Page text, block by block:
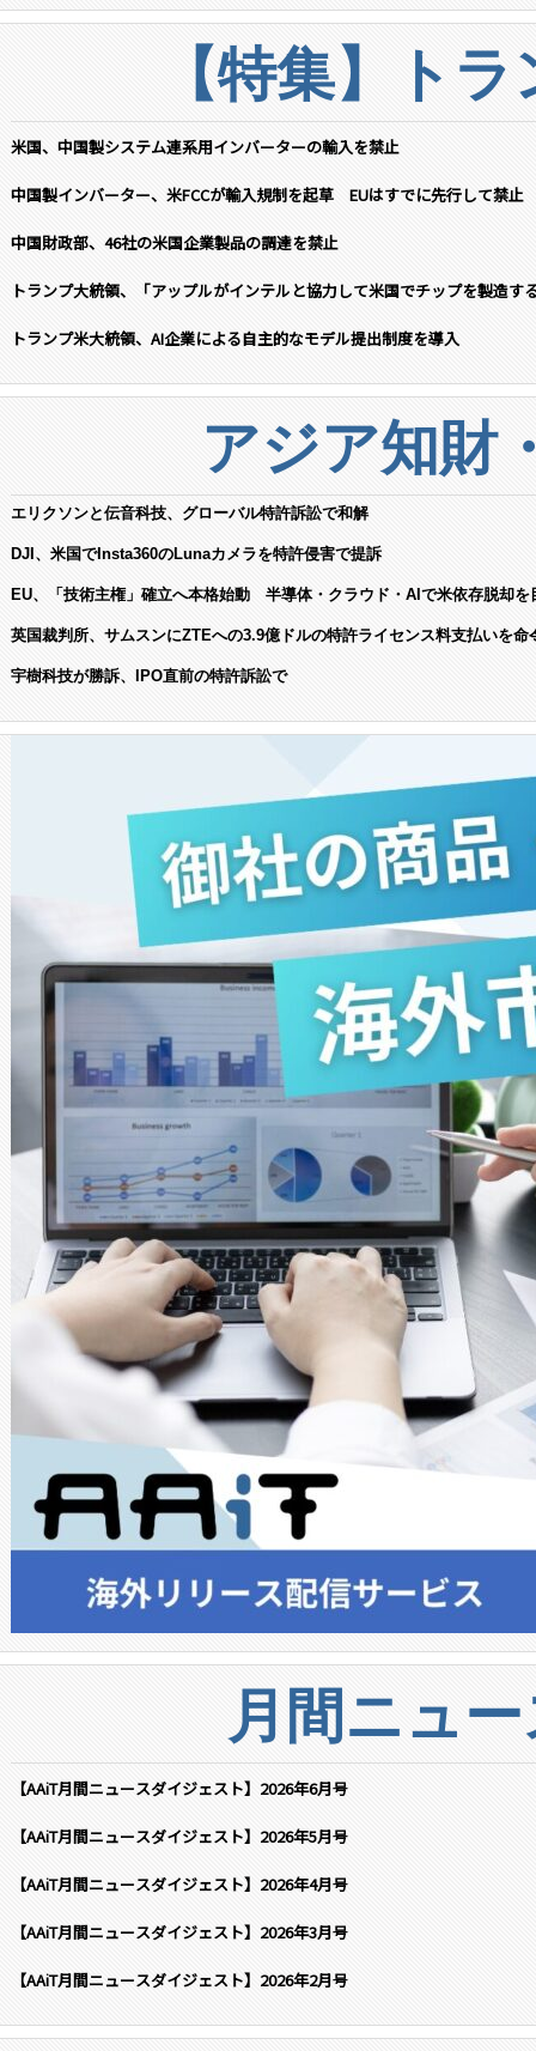
【特集】ト
米国、中国製システム連系用インバーターの輸入を禁止
中国製インバーター、米FCCが輸入規制を起草 EUはすでに先行して禁止
中国財政部、46社の米国企業製品の調達を禁止
トランプ大統領、「アップルがインテルと協力して米国でチップを製造す
トランプ米大統領、AI企業による自主的なモデル提出制度を導入
アジア知財
エリクソンと伝音科技、グローバル特許訴訟で和解
DJI、米国でInsta360のLunaカメラを特許侵害で提訴
EU、「技術主権」確立へ本格始動 半導体・クラウド・AIで米依存脱却を
英国裁判所、サムスンにZTEへの3.9億ドルの特許ライセンス料支払いを命
宇樹科技が勝訴、IPO直前の特許訴訟で
月間ニュ
【AAiT月間ニュースダイジェスト】2026年6月号
【AAiT月間ニュースダイジェスト】2026年5月号
【AAiT月間ニュースダイジェスト】2026年4月号
【AAiT月間ニュースダイジェスト】2026年3月号
【AAiT月間ニュースダイジェスト】2026年2月号